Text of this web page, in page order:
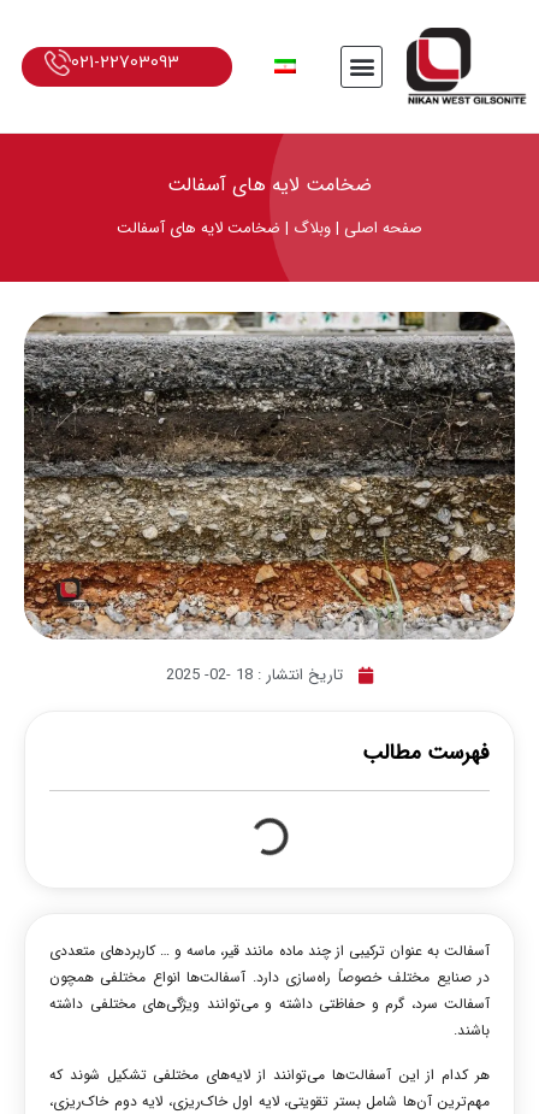
021-22703093
ضخامت لایه‌ های آسفالت
صفحه اصلی |وبلاگ | ضخامت لایه‌ های آسفالت
تاریخ انتشار :18 -02- 2025
فهرست مطالب
آسفالت به عنوانترکیبی از چند ماده مانند قیر، ماسه و … کاربردهای متعددی
در صنایع مختلف خصوصاً راه‌سازی دارد. آسفالت‌ها انواع مختلفی همچون
آسفالت سرد، گرم و حفاظتی داشته و می‌توانند ویژگی‌های مختلفی داشته
باشند.
هر کدام از این آسفالت‌ها می‌توانند از لایه‌های مختلفی تشکیل شوند که
مهم‌ترین آن‌ها شامل بستر تقویتی، لایه اول خاک‌ریزی، لایه دوم خاک‌ریزی،